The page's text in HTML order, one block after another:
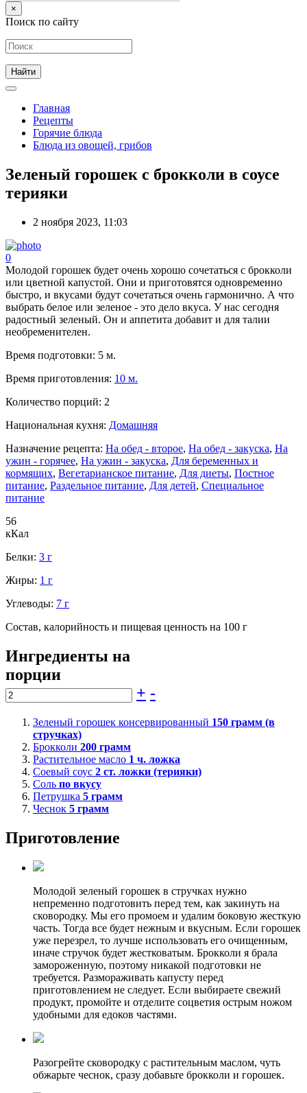
×
Поиск по сайту
Главная
Рецепты
Горячие блюда
Блюда из овощей, грибов
Зеленый горошек с брокколи в соусе
терияки
2 ноября 2023, 11:03
0
Молодой горошек будет очень хорошо сочетаться с брокколи
или цветной капустой. Они и приготовятся одновременно
быстро, и вкусами будут сочетаться очень гармонично. А что
выбрать белое или зеленое - это дело вкуса. У нас сегодня
радостный зеленый. Он и аппетита добавит и для талии
необременителен.
Время подготовки: 5 м.
Время приготовления: 10 м.
Количество порций: 2
Национальная кухня: Домашняя
Назначение рецепта: На обед - второе, На обед - закуска, На
ужин - горячее, На ужин - закуска, Для беременных и
кормящих, Вегетарианское питание, Для диеты, Постное
питание, Раздельное питание, Для детей, Специальное
питание
56
кКал
Белки: 3 г
Жиры: 1 г
Углеводы: 7 г
Состав, калорийность и пищевая ценность на 100 г
Ингредиенты на
порции
+ -
Зеленый горошек консервированный 150 грамм (в
стручках)
Брокколи 200 грамм
Растительное масло 1 ч. ложка
Соевый соус 2 ст. ложки (терияки)
Соль по вкусу
Петрушка 5 грамм
Чеснок 5 грамм
Приготовление
Молодой зеленый горошек в стручках нужно
непременно подготовить перед тем, как закинуть на
сковородку. Мы его промоем и удалим боковую жесткую
часть. Тогда все будет нежным и вкусным. Если горошек
уже перезрел, то лучше использовать его очищенным,
иначе стручок будет жестковатым. Брокколи я брала
замороженную, поэтому никакой подготовки не
требуется. Размораживать капусту перед
приготовлением не следует. Если выбираете свежий
продукт, промойте и отделите соцветия острым ножом
удобными для едоков частями.
Разогрейте сковородку с растительным маслом, чуть
обжарьте чеснок, сразу добавьте брокколи и горошек.